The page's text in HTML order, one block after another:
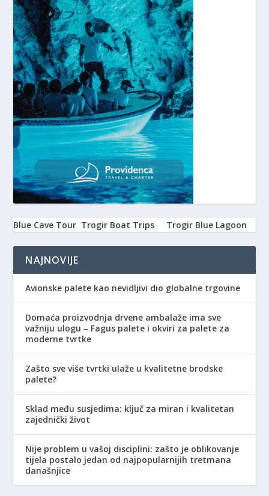
Blue Cave Tour Trogir Boat Trips Trogir Blue Lagoon
NAJNOVIJE
Avionske palete kao nevidljivi dio globalne trgovine
Domaća proizvodnja drvene ambalaže ima sve
važniju ulogu – Fagus palete i okviri za palete za
moderne tvrtke
Zašto sve više tvrtki ulaže u kvalitetne brodske
palete?
Sklad među susjedima: ključ za miran i kvalitetan
zajednički život
Nije problem u vašoj disciplini: zašto je oblikovanje
tijela postalo jedan od najpopularnijih tretmana
današnjice